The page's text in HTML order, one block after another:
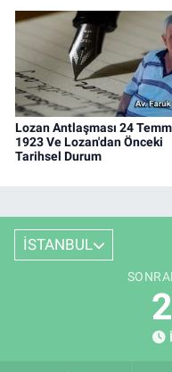
Lozan Antlaşması 24
1923 Ve Lozan'dan Önceki
Tarihsel Durum
İSTANBUL